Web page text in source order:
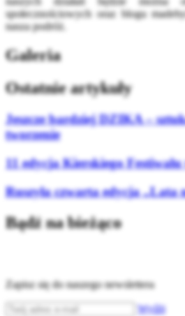
społecznościowych oraz blogu
nasza podróż.
Galeria
Ostatnie artykuły
Jeszcze bardziej DZIKA –
tworzenie
11 edycja Kierskiego Festiwalu
Ruszyła czwarta edycja „Lata
Bądź na bieżąco
Zapisz się do naszego newslettera
Wyślij